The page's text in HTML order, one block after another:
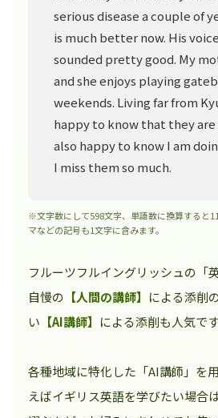
serious disease a couple of
is much better now. His
sounded pretty good. My
and she enjoys playing
weekends. Living far from
happy to know that they
also happy to know I am
I miss them so much.
※文字数にして598文字、単語数に換算すると
マなどの記号も1文字に含みます。
フルーツフルイングリッシュの「
自慢の 【人間の講師】 による添削
い 【AI講師】 による添削も人気です
各種地域に特化した「AI講師」を
えばイギリス英語を学びたい場合